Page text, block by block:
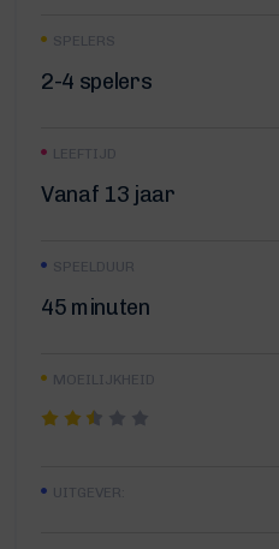
SPELERS
2-4 spelers
LEEFTIJD
Vanaf 13 jaar
SPEELDUUR
45 minuten
MOEILIJKHEID
UITGEVER: